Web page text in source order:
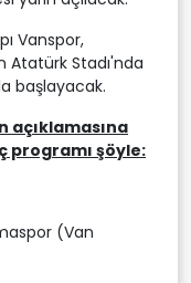
Vanspor,
Atatürk Stadı'nda
başlayacak.
açıklamasına
programı şöyle:
(Van